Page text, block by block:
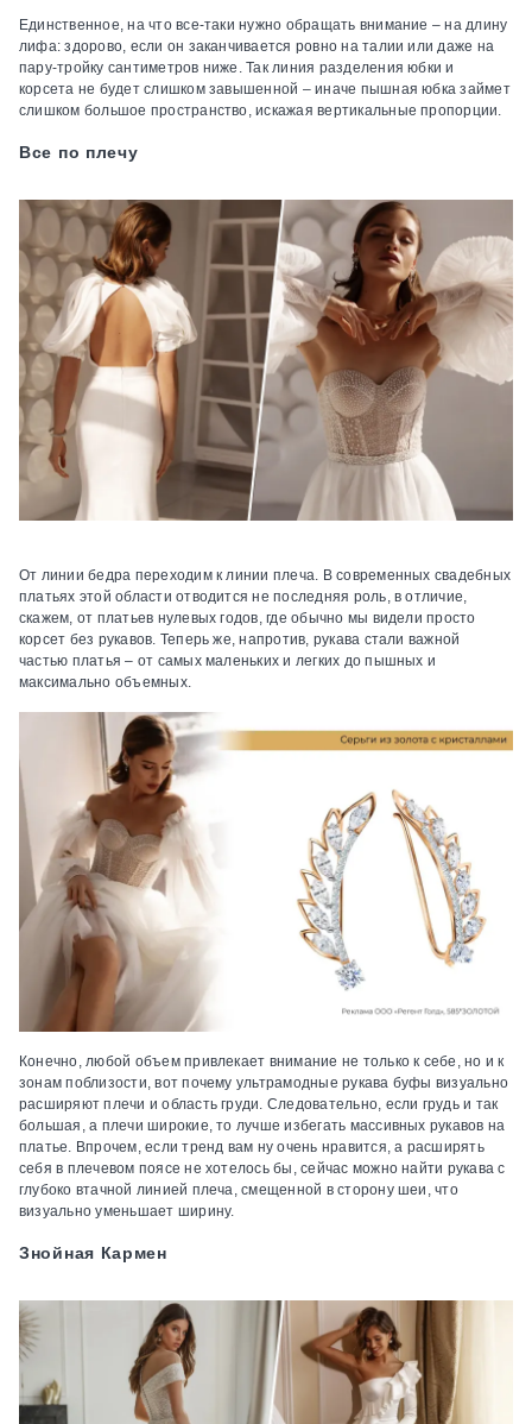
Единственное, на что все-таки нужно обращать внимание – на длину
лифа: здорово, если он заканчивается ровно на талии или даже на
пару-тройку сантиметров ниже. Так линия разделения юбки и
корсета не будет слишком завышенной – иначе пышная юбка займет
слишком большое пространство, искажая вертикальные пропорции.
Все по плечу
От линии бедра переходим к линии плеча. В современных свадебных
платьях этой области отводится не последняя роль, в отличие,
скажем, от платьев нулевых годов, где обычно мы видели просто
корсет без рукавов. Теперь же, напротив, рукава стали важной
частью платья – от самых маленьких и легких до пышных и
максимально объемных.
Конечно, любой объем привлекает внимание не только к себе, но и к
зонам поблизости, вот почему ультрамодные рукава буфы визуально
расширяют плечи и область груди. Следовательно, если грудь и так
большая, а плечи широкие, то лучше избегать массивных рукавов на
платье. Впрочем, если тренд вам ну очень нравится, а расширять
себя в плечевом поясе не хотелось бы, сейчас можно найти рукава с
глубоко втачной линией плеча, смещенной в сторону шеи, что
визуально уменьшает ширину.
Знойная Кармен